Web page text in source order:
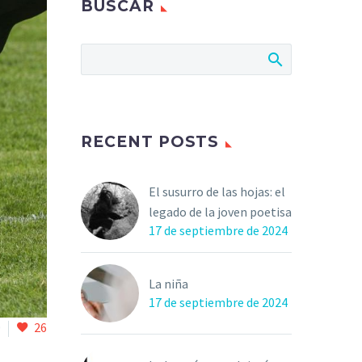
26
BUSCAR
RECENT POSTS
El susurro de las hojas: el
legado de la joven poetisa
17 de septiembre de 2024
La niña
17 de septiembre de 2024